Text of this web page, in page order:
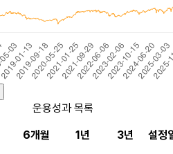
운용성과 목록
6개월 1년 3년 설정